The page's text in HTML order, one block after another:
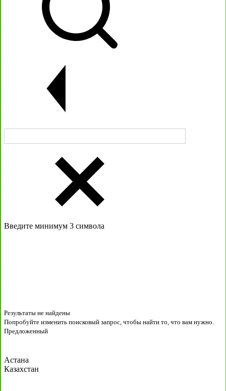
Введите минимум 3 символа
Результаты не найдены
Попробуйте изменить поисковый запрос, чтобы найти то, что вам нужно.
Предложенный
Астана
Казахстан